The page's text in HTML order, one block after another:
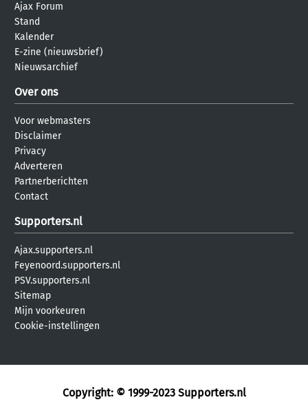
Ajax Forum
Stand
Kalender
E-zine (nieuwsbrief)
Nieuwsarchief
Over ons
Voor webmasters
Disclaimer
Privacy
Adverteren
Partnerberichten
Contact
Supporters.nl
Ajax.supporters.nl
Feyenoord.supporters.nl
PSV.supporters.nl
Sitemap
Mijn voorkeuren
Cookie-instellingen
Copyright: © 1999-2023 Supporters.nl